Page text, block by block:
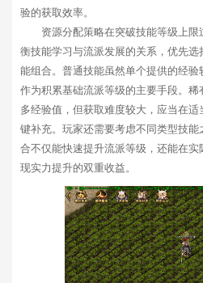
验的获取效率。
资源分配策略在突破技能等级上
衡技能学习与流派发展的关系，优先
能组合。普通技能虽然单个提供的经
作为积累基础流派等级的主要手段。
多经验值，但获取难度较大，应当在
键补充。玩家还需要考虑不同类型技
合不仅能快速提升流派等级，还能在
现实力提升的双重收益。